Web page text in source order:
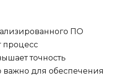
ПО
процесс
точность
важно для обеспечения